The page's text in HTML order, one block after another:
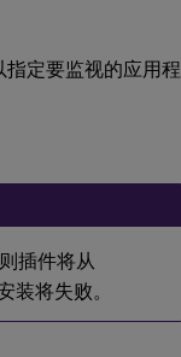
定要监视的应用程
插件将从
将失败。